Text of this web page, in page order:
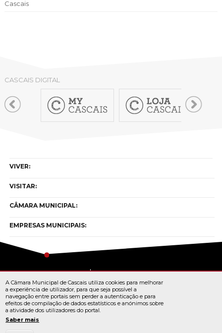
Cascais
CASCAIS DIGITAL
VIVER:
VISITAR:
CÂMARA MUNICIPAL:
EMPRESAS MUNICIPAIS:
Todos os direitos reservados
TERMOS E CONDIÇÕES
A Câmara Municipal de Cascais utiliza cookies para melhorar
a experiência de utilizador, para que seja possível a
navegação entre portais sem perder a autenticação e para
efeitos de compilação de dados estatísticos e anónimos sobre
a atividade dos utilizadores do portal.
Saber mais